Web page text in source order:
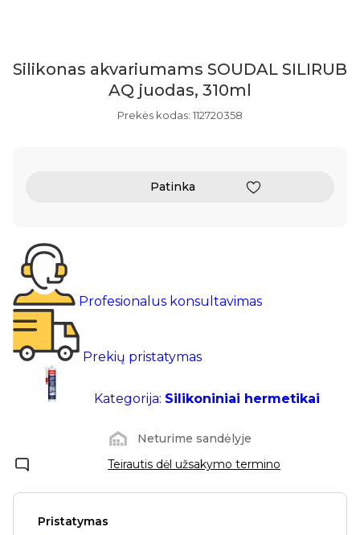
Silikonas akvariumams SOUDAL SILIRUB
AQ juodas, 310ml
Prekės kodas: 112720358
Patinka
Profesionalus konsultavimas
Prekių pristatymas
Kategorija: Silikoniniai hermetikai
Neturime sandėlyje
Teirautis dėl užsakymo termino
Pristatymas